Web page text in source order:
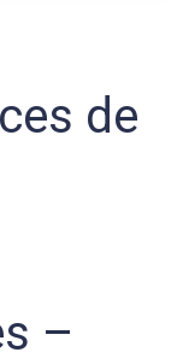
de
–